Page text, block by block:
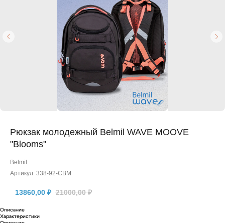
Рюкзак молодежный Belmil WAVE MOOVE
"Blooms"
Belmil
Артикул: 338-92-CBM
13860,00 ₽ 21000,00 ₽
Описание
Характеристики